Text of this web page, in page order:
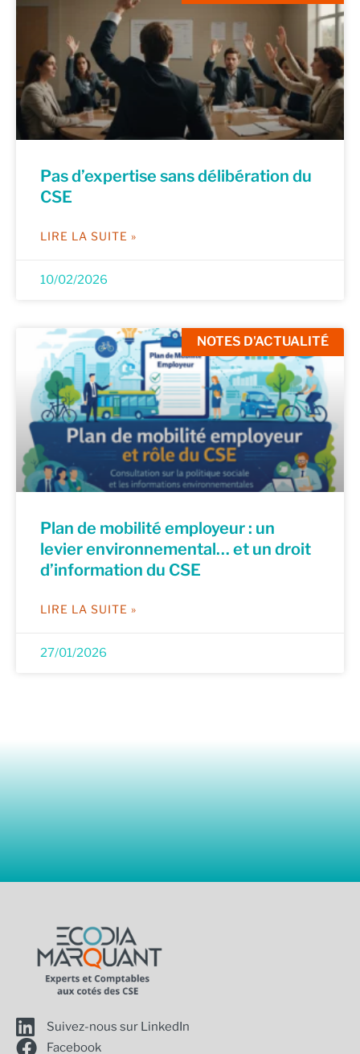
Pas d’expertise sans délibération du
CSE
LIRE LA SUITE »
10/02/2026
NOTES D'ACTUALITÉ
Plan de mobilité employeur : un
levier environnemental… et un droit
d’information du CSE
LIRE LA SUITE »
27/01/2026
Suivez-nous sur LinkedIn
Facebook